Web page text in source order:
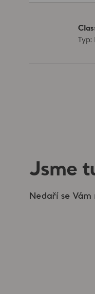
Typ:
Jsme
Nedaří se